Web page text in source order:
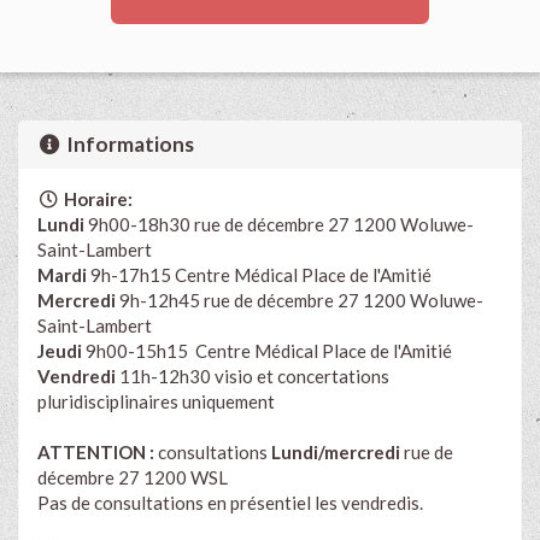
Informations
Horaire:
Lundi 9h00-18h30 rue de décembre 27 1200 Woluwe-
Saint-Lambert
Mardi 9h-17h15 Centre Médical Place de l'Amitié
Mercredi 9h-12h45 rue de décembre 27 1200 Woluwe-
Saint-Lambert
Jeudi 9h00-15h15 Centre Médical Place de l'Amitié
Vendredi 11h-12h30 visio et concertations
pluridisciplinaires uniquement
ATTENTION : consultations Lundi/mercredi rue de
décembre 27 1200 WSL
Pas de consultations en présentiel les vendredis.